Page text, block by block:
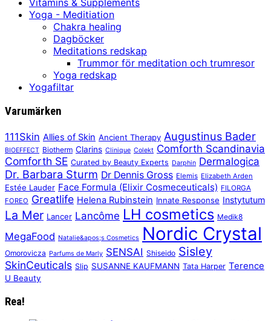
Vitamins & Supplements
Yoga - Meditiation
Chakra healing
Dagböcker
Meditations redskap
Trummor för meditation och trumresor
Yoga redskap
Yogafiltar
Varumärken
111Skin Allies of Skin Ancient Therapy Augustinus Bader
BIOEFFECT Biotherm Clarins Clinique Colekt Comforth Scandinavia
Comforth SE Curated by Beauty Experts Darphin Dermalogica
Dr. Barbara Sturm Dr Dennis Gross Elemis Elizabeth Arden
Estée Lauder Face Formula (Elixir Cosmeceuticals) FILORGA
FOREO Greatlife Helena Rubinstein Innate Response Instytutum
La Mer Lancer Lancôme LH cosmetics Medik8
MegaFood Natalie&apos;s Cosmetics Nordic Crystal
Omorovicza Parfums de Marly SENSAI Shiseido Sisley
SkinCeuticals Slip SUSANNE KAUFMANN Tata Harper Terence
U Beauty
Rea!